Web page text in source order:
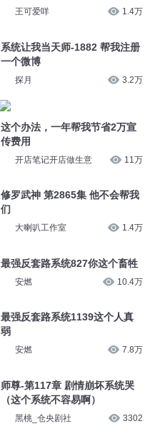
王可爱咩 1.4万
系统让我当天师-1882 帮我注册
一个微博
探月 3.2万
这个办法，一年帮我节省2万宣
传费用
开店笔记开店做生意 11万
修罗武神 第2865集 他不会帮我
们
大喇叭工作室 1.4万
最强反套路系统827你这个畜牲
安燃 10.4万
最强反套路系统1139这个人真
弱
安燃 7.8万
师尊-第117章 剧情崩坏系统哭
（这个系统不容易啊）
黑桃_仓央剧社 3302